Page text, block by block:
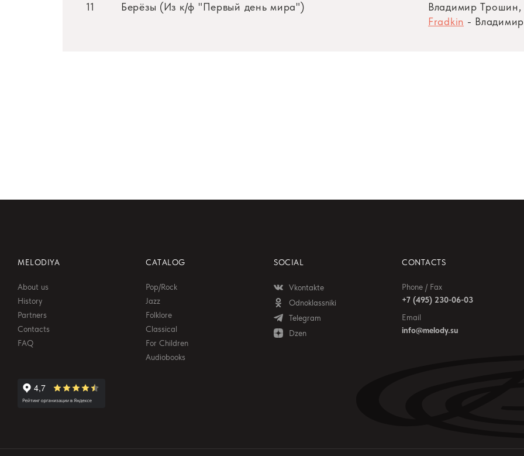
11 Берёзы (Из к/ф "Первый день мира") Владимир Трошин,
Fradkin -
MELODIYA
About us
History
Partners
Contacts
FAQ
CATALOG
Pop/Rock
Jazz
Folklore
Classical
For Children
Audiobooks
SOCIAL
Vkontakte
Odnoklassniki
Telegram
Dzen
CONTACTS
Phone / Fax
+7 (495) 230-06-03
Email
info@melody.su